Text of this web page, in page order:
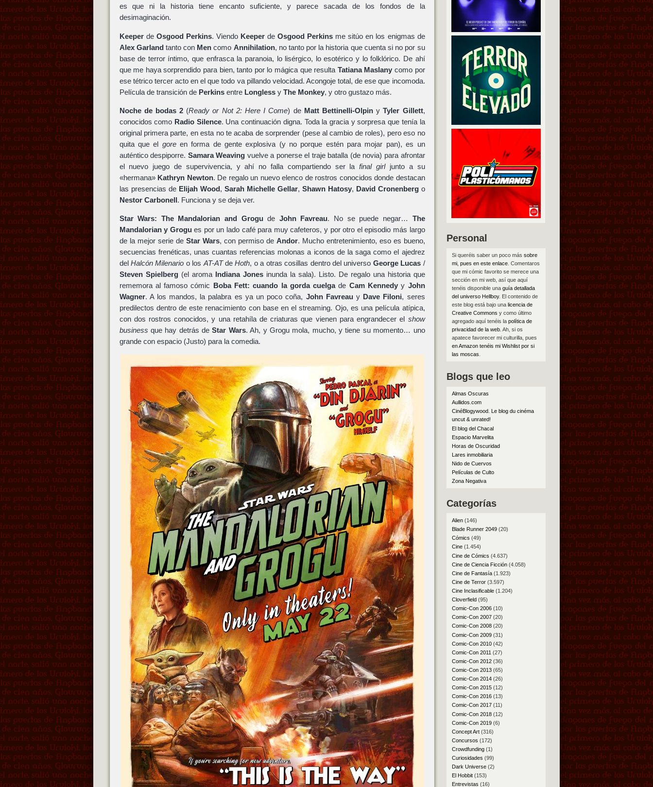
es que ni la historia tiene encanto suficiente, y parece sacada de los fondos de la
desimaginación.
Keeperde Osgood Perkins. Viendo KeeperdeOsgood Perkins me sitúo en los enigmas de
Alex Garlandtanto con Men como Annihilation, no tanto por la historia que cuenta si no por su
base de terror íntimo, que enfrasca la paranoia, lo lisérgico, lo esotérico y lo folklórico. De ahí
que me haya sorprendido para bien, tanto por lo mágica que resulta Tatiana Maslany como por
ese tétrico tercer acto en el que todo va pillando velocidad. Acongoje total, de ese que incomoda.
Película de transición de Perkinsentre Longlessy The Monkey, y otro gustazo más.
Noche de bodas 2 (Ready or Not 2: Here I Come) de Matt Bettinelli-OlpinyTyler Gillett,
conocidos como Radio Silence. Una continuación digna. Toda la gracia y sorpresa que tenía la
original primera parte, en esta no te acaba de sorprender (pese al cambio de roles), pero eso no
quita que el goreen forma de gente explosiva (y no porque estén para mojar pan), es un
auténtico despiporre. Samara Weaving vuelve a ponerse el traje batalla (de novia) para afrontar
el nuevo juego de supervivencia, y ahí no falla compartiendo ser lafinal girljunto a su
«hermana» Kathryn Newton. De regalo un nuevo elenco de rostros conocidos donde destacan
las presencias de Elijah Wood, Sarah Michelle Gellar, Shawn Hatosy, David Cronenbergo
Nestor Carbonell. Funciona y se deja ver.
Star Wars: The Mandalorian and Grogude John Favreau. No se puede negar… The
Mandalorian y Grogues por un lado café para muy cafeteros, y por otro el episodio más largo
de la mejor serie de Star Wars, con permiso de Andor. Mucho entretenimiento, eso es bueno,
secuencias frenéticas, unas cuantas referencias molonas a iconos de la saga como el ajedrez
del Halcón Milenario o los AT-ATdeHoth, o a otras cosillas dentro del universo George Lucas /
Steven Spielberg(el aroma Indiana Jonesinunda la sala). Listo. De regalo una historia que
rememora al famoso cómic Boba Fett: cuando la gorda cuelgade Cam Kennedy y John
Wagner. A los mandos, la palabra es ya un poco coña, John Favreauy Dave Filoni, seres
predilectos dentro de este renacimiento con base en el streaming. Ojo, es una película atípica,
con dos rostros conocidos, y una retahíla de criaturas que vienen para engrandecer el show
business que hay detrás deStar Wars. Ah, y Grogu mola, mucho, y tiene su momento… uno
grande con espacio (Justo) para la comedia.
Personal
Si queréis saber un poco más sobre
mi, pues en este enlace. Comentaros
que mi cómic favorito se merece una
sección en mi web, así que aquí
tenéis disponible una guía detallada
del universo Hellboy. El contenido de
este blog está bajo una licencia de
Creative Commons y como último
agregado aquí tenéis la política de
privacidad de la web. Ah, si os
apatece favorecer mi culturilla, pues
en Amazon tenéis mi Wishlist por si
las moscas
Blogs que leo
Almas Oscuras
Aullidos.com
CinéBlogywood. Le blog du cinéma
uncut & unrated!
El blog del Chacal
Espacio Marvelita
Horas de Oscuridad
Lares inmobiliaria
Nido de Cuervos
Películas de Culto
Zona Negativa
Categorías
Alien(146)
Blade Runner 2049(20)
Cómics (49)
Cine(1.454)
Cine de Cómics (4.637)
Cine de Ciencia Ficción(4.058)
Cine de Fantasía(1.923)
Cine de Terror(3.597)
Cine Inclasificable(1.204)
Cloverfield(95)
Comic-Con 2006(10)
Comic-Con 2007(20)
Comic-Con 2008(20)
Comic-Con 2009(31)
Comic-Con 2010(42)
Comic-Con 2011 (27)
Comic-Con 2012(36)
Comic-Con 2013(65)
Comic-Con 2014(26)
Comic-Con 2015(12)
Comic-Con 2016(13)
Comic-Con 2017(11)
Comic-Con 2018(12)
Comic-Con 2019(6)
Concept Art(316)
Concursos (172)
Crowdfunding(1)
Curiosidades (99)
Dark Universe(2)
El Hobbit(153)
Entrevistas (16)